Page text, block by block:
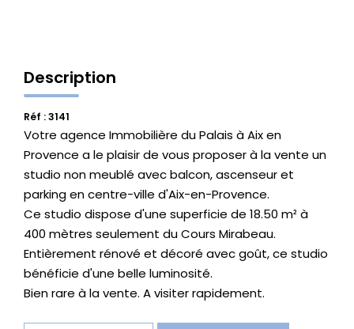
CONTACT
Description
Réf : 3141
Votre agence Immobilière du Palais à Aix en
Provence a le plaisir de vous proposer à la vente un
studio non meublé avec balcon, ascenseur et
parking en centre-ville d'Aix-en-Provence.
Ce studio dispose d'une superficie de 18.50 m² à
400 mètres seulement du Cours Mirabeau.
Entièrement rénové et décoré avec goût, ce studio
bénéficie d'une belle luminosité.
Bien rare à la vente. A visiter rapidement.